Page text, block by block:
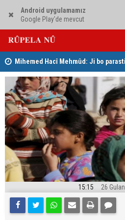
Android uygulamamız
Google Play'de mevcut
Mihemed Hacî Mehmûd: Ji bo
sîstema konfederalî ye
15:15 26